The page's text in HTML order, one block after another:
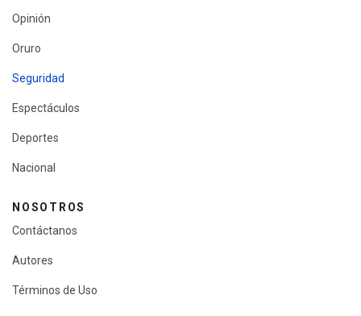
Opinión
Oruro
Seguridad
Espectáculos
Deportes
Nacional
NOSOTROS
Contáctanos
Autores
Términos de Uso